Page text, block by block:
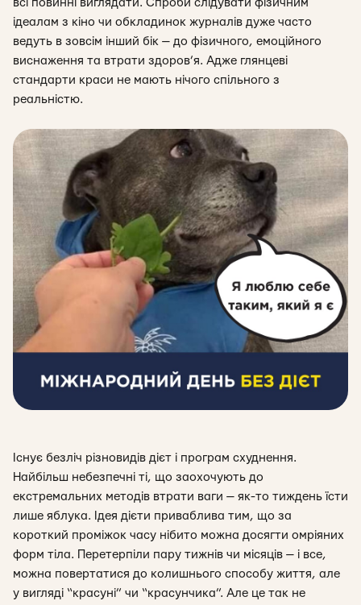
всі повинні виглядати. Спроби слідувати фізичним
ідеалам з кіно чи обкладинок журналів дуже часто
ведуть в зовсім інший бік — до фізичного, емоційного
виснаження та втрати здоров’я. Адже глянцеві
стандарти краси не мають нічого спільного з
реальністю.
Існує безліч різновидів дієт і програм схуднення.
Найбільш небезпечні ті, що заохочують до
екстремальних методів втрати ваги — як-то тиждень їсти
лише яблука. Ідея дієти приваблива тим, що за
короткий проміжок часу нібито можна досягти омріяних
форм тіла. Перетерпіли пару тижнів чи місяців — і все,
можна повертатися до колишнього способу життя, але
у вигляді “красуні” чи “красунчика”. Але це так не